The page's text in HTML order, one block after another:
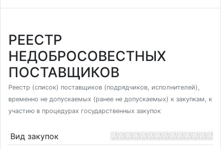
РЕЕСТР
НЕДОБРОСОВЕСТНЫХ
ПОСТАВЩИКОВ
Реестр (список) поставщиков (подрядчиков, исполнителей),
временно не допускаемых (ранее не допускаемых) к закупкам, к
участию в процедурах государственных закупок
Вид закупок